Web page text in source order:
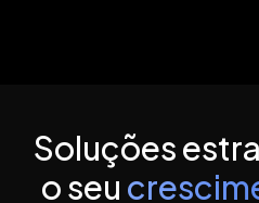
Soluções
o seu